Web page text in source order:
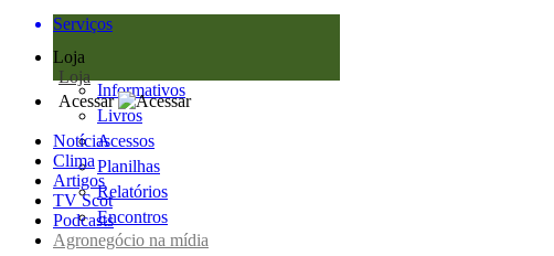
Serviços
Loja
Loja
Informativos
Livros
Acessos
Planilhas
Relatórios
Encontros
Acessar
Notícias
Clima
Artigos
TV Scot
Podcasts
Agronegócio na mídia